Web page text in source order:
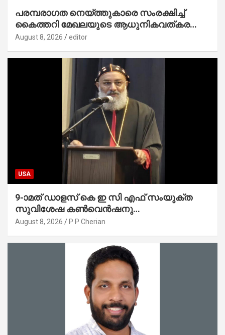
പരമ്പരാഗത നെയ്ത്തുകാരെ സംരക്ഷിച്ച്
കൈത്തറി മേഖലയുടെ ആധുനികവത്കരണം
സാധ്യമാക്കും : ഡെപ്യൂട്ടി സ്പീക്കർ
August 8, 2026 editor
USA
9-ാമത് ഡാളസ് കെ ഇ സി എഫ് സംയുക്ത
സുവിശേഷ കൺവെൻഷനു
പ്രാർത്ഥനാനിർഭരമായ തുടക്കം
August 8, 2026 P P Cherian